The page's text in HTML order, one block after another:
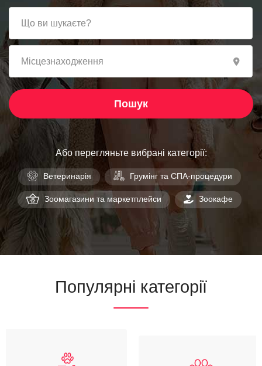
Пошук
Або перегляньте вибрані категорії:
Ветеринарія Грумінг та СПА-процедури
Зоомагазини та маркетплейси Зоокафе
Популярні категорії